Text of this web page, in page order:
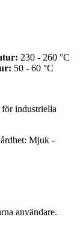
230 - 260 °C
50 - 60 °C
industriella
Mjuk -
användare.